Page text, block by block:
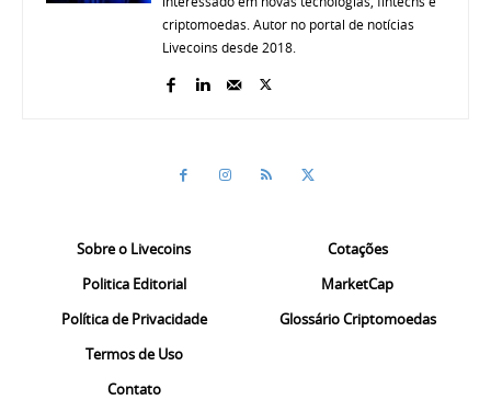
criptomoedas. Autor no portal de notícias
Livecoins desde 2018.
Sobre o Livecoins
Politica Editorial
Política de Privacidade
Termos de Uso
Contato
Cotações
MarketCap
Glossário Criptomoedas